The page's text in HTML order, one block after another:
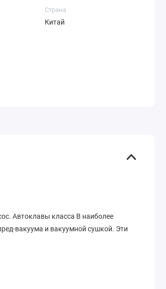
Страна
Китай
Автоклавы класса B наиболее
вакуума и вакуумной сушкой. Эти